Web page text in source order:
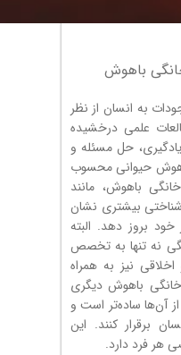
باهوش
به انسان از نظر
علمی درخشیده
حل مسئله و
هوش حیوانی محسوب
باهوش، مانند
بیشتری نشان
خود بروز دهد. البته
نه تنها به تخصص
اخلاقی نیز به همراه
باهوش دیگری
آن‌ها ساده‌تر است و
برقرار کنند. این
هر فرد دارد.